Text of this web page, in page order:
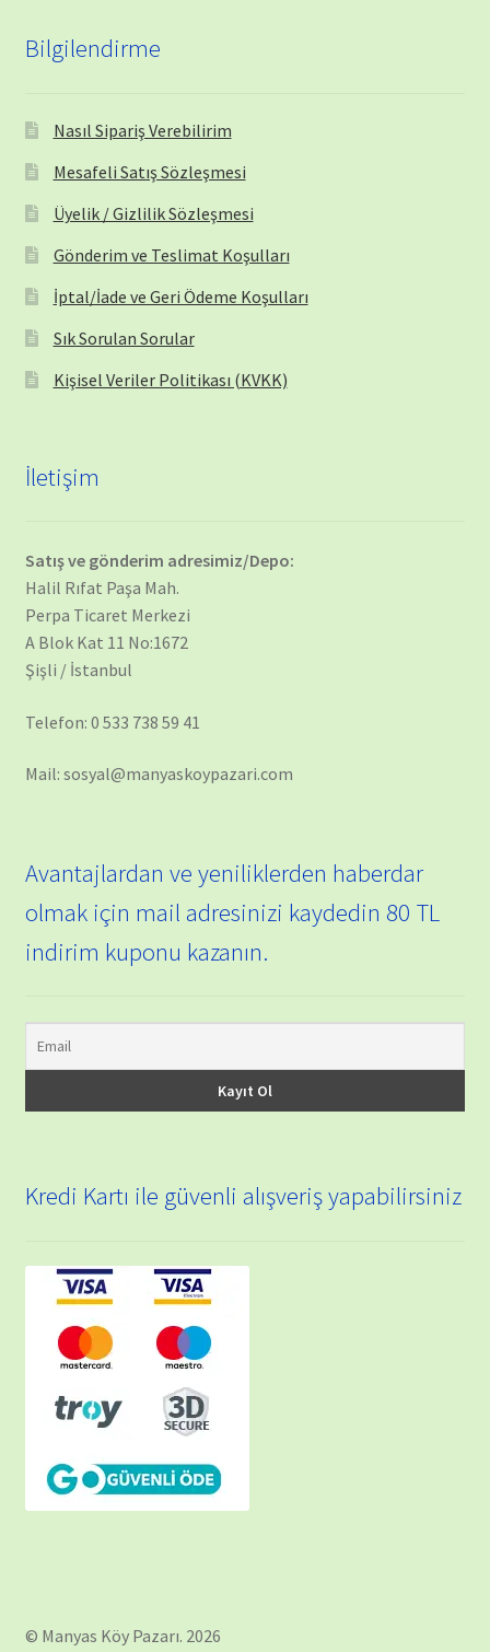
Bilgilendirme
Nasıl Sipariş Verebilirim
Mesafeli Satış Sözleşmesi
Üyelik / Gizlilik Sözleşmesi
Gönderim ve Teslimat Koşulları
İptal/İade ve Geri Ödeme Koşulları
Sık Sorulan Sorular
Kişisel Veriler Politikası (KVKK)
İletişim
Satış ve gönderim adresimiz/Depo:
Halil Rıfat Paşa Mah.
Perpa Ticaret Merkezi
A Blok Kat 11 No:1672
Şişli / İstanbul
Telefon: 0 533 738 59 41
Mail: sosyal@manyaskoypazari.com
Avantajlardan ve yeniliklerden haberdar
olmak için mail adresinizi kaydedin 80 TL
indirim kuponu kazanın.
Kredi Kartı ile güvenli alışveriş yapabilirsiniz
© Manyas Köy Pazarı. 2026